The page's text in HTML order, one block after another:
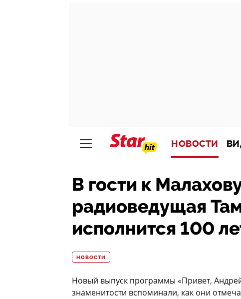
НОВОСТИ
В гости к
радиоведущая
исполнится 100
НОВОСТИ
Новый выпуск программы «Привет,
знаменитости вспоминали, как они